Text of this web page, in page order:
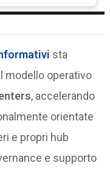
sta
modello operativo
, accelerando
orientate
e propri hub
e supporto